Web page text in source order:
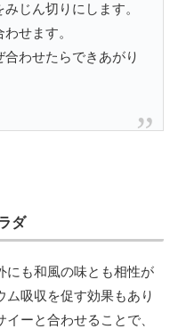
じん切りにします。
せます。
わせたらできあがり
ダ
にも和風の味とも相性が
ム吸収を促す効果もあり
ーと合わせることで、